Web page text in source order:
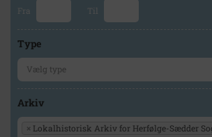
Fra Til
Type
Arkiv
× Lokalhistorisk Arkiv for Herfølge-Sædder